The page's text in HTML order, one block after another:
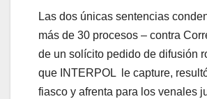
Las dos únicas sentencias
más de 30 procesos – contra
de un solícito pedido de difusión
que INTERPOL le capture,
fiasco y afrenta para los venales